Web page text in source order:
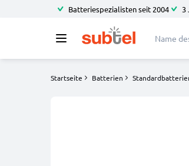
Batteriespezialisten seit 2004 3
Startseite Batterien